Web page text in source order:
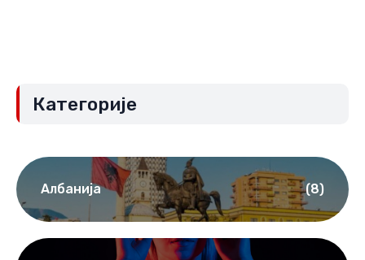
Категорије
Албанија (8)